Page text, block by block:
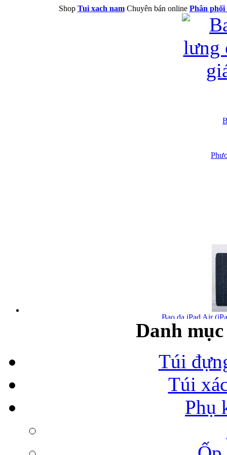
Shop Tui xach namChuyên bán online Phân phối
Bao da iPad Air
Bao da iPad Air
Danh
Túi
Túi
Phụ